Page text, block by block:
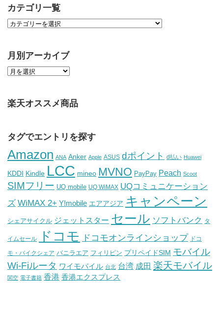
カテゴリ一覧
月別アーカイブ
楽天オススメ商品
タグでエントリを探す
Amazon ANA Anker Apple ASUS dポイント d払い Huawei
KDDI Kindle LCC mineo MVNO PayPay Peach Scoot
SIMフリー UQ mobile UQ WiMAX UQコミュニケーション
ズ WiMAX 2+ Y!mobile エアアジア キャンペーン
シェアサイクル ジェットスター セール ソフトバンク タ
イムセール ドコモ ドコモオンラインショップ ドコ
モ・バイクシェア バニラエア フィリピン プリペイドSIM モバイル
Wi-Fiルータ ワイモバイル 台北 台湾 成田 楽天モバイル
関空 電子書籍 香港 香港エクスプレス